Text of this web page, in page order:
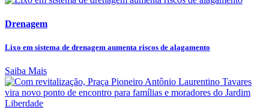
Drenagem
Lixo em sistema de drenagem aumenta riscos de alagamento
Saiba Mais